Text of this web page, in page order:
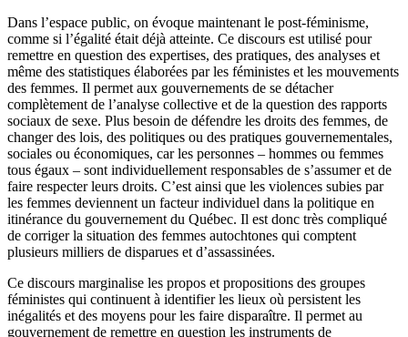
Dans l’espace public, on évoque maintenant le post-féminisme,
comme si l’égalité était déjà atteinte. Ce discours est utilisé pour
remettre en question des expertises, des pratiques, des analyses et
même des statistiques élaborées par les féministes et les mouvements
des femmes. Il permet aux gouvernements de se détacher
complètement de l’analyse collective et de la question des rapports
sociaux de sexe. Plus besoin de défendre les droits des femmes, de
changer des lois, des politiques ou des pratiques gouvernementales,
sociales ou économiques, car les personnes – hommes ou femmes
tous égaux – sont individuellement responsables de s’assumer et de
faire respecter leurs droits. C’est ainsi que les violences subies par
les femmes deviennent un facteur individuel dans la politique en
itinérance du gouvernement du Québec. Il est donc très compliqué
de corriger la situation des femmes autochtones qui comptent
plusieurs milliers de disparues et d’assassinées.
Ce discours marginalise les propos et propositions des groupes
féministes qui continuent à identifier les lieux où persistent les
inégalités et des moyens pour les faire disparaître. Il permet au
gouvernement de remettre en question les instruments de